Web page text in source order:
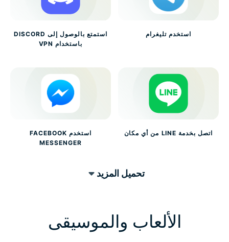
استخدم تليغرام
استمتع بالوصول إلى DISCORD
باستخدام VPN
اتصل بخدمة LINE من أي مكان
استخدم FACEBOOK
MESSENGER
تحميل المزيد
الألعاب والموسيقى